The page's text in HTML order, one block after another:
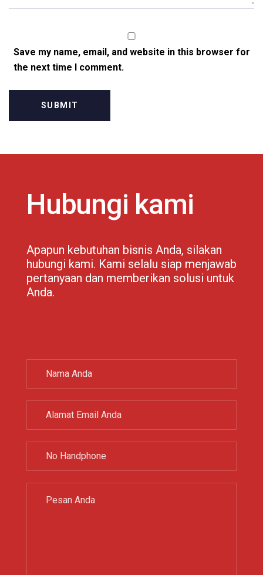
Save my name, email, and website in this browser for
the next time I comment.
Hubungi kami
Apapun kebutuhan bisnis Anda, silakan
hubungi kami. Kami selalu siap menjawab
pertanyaan dan memberikan solusi untuk
Anda.